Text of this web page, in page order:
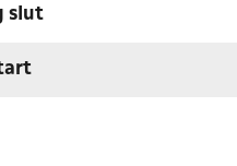
slut